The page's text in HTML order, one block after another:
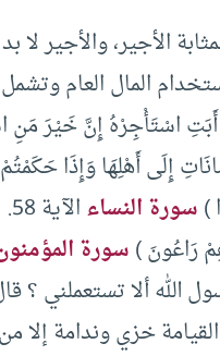
الأجير، والأجير لا
المال العام
أَبَتِ اسْتَأْجِرْهُ إِنَّ خَيْرَ مَنِ
إِلَى أَهْلِهَا وَإِذَا
)سورة النساءالآية 58.
رَاعُونَ )سورة
الله ألا تستعملني
خزي وندامة إلا